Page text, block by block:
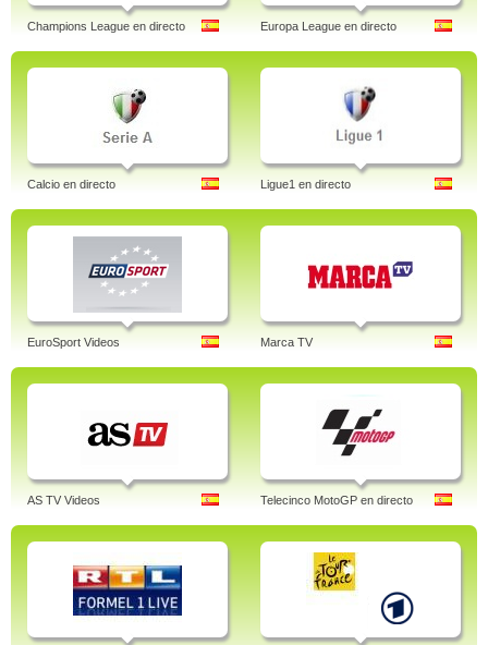
Champions League en directo Europa League en directo
Calcio en directo Ligue1 en directo
EuroSport Videos Marca TV
AS TV Videos Telecinco MotoGP en directo